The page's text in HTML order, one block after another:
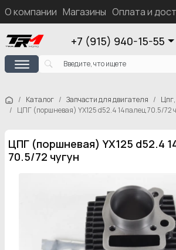
О компании Магазины Оплата и
+7 (915) 940-15-55
Каталог Запчасти для двигателя
ЦПГ (поршневая) YX125 d52.4 14палец 70.5/72
ЦПГ (поршневая) YX125 d52.4
70.5/72 чугун